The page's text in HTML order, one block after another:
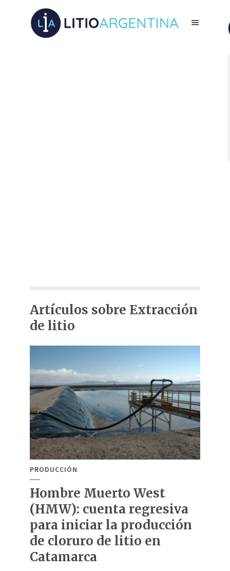
Artículos sobre Extracción
de litio
PRODUCCIÓN
Hombre Muerto West
(HMW): cuenta regresiva
para iniciar la producción
de cloruro de litio en
Catamarca